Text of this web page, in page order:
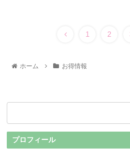
1 2
ホーム お得情報
プロフィール